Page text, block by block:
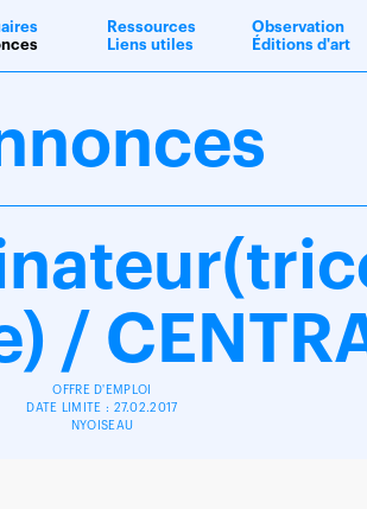
Ressources
Liens utiles
Observation
Éditions d'art
/
OFFRE D'EMPLOI
DATE LIMITE : 27.02.2017
NYOISEAU